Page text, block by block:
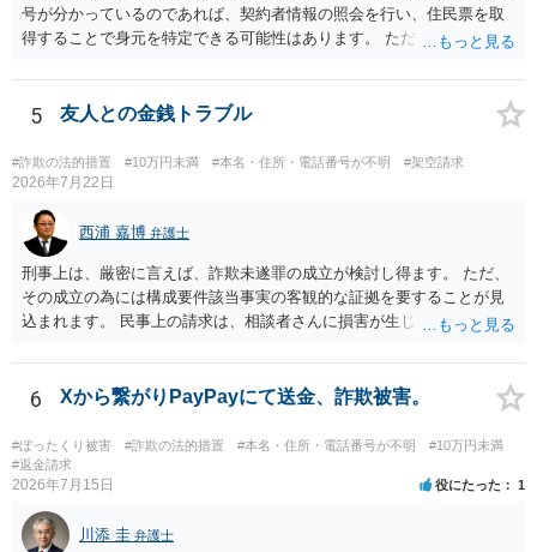
号が分かっているのであれば、契約者情報の照会を行い、住民票を取
得することで身元を特定できる可能性はあります。 ただ、他人名義の
ろです。 LINEについても、詐欺の事案であれば照会できる可能性はあ
りますが、携帯電話の番号を経由する方法より難しくなります。 身元
本的に贈与に該当する場合には返金請求ができません。 詐欺を含め、
当方に返金の理屈があるかどうかを確認していきます。 さらに、渡し
た金額について、裏付けがあるかどうかも精査します。 上記を経て、
身元の特定、返金の理屈があると判断できるのであれば、まずは交渉
からスタートすることになるでしょう。 ご理解のとおり、詐欺である
ことの立証は簡単ではありません。 刑事事件化が出来るのであれば、
返金交渉で有利になる可能性がありますが、民事上の詐欺の立証以上
に難しいところがあります。 こちらについては、一度、最寄りの警察
良いかと思います。
5 友人との金銭トラブル
#詐欺の法的措置 #10万円未満 #本名・住所・電話番号が不明 #架空請求
2026年7月22日
西浦 嘉博 弁護士
刑事上は、厳密に言えば、詐欺未遂罪の成立が検討し得ます。 ただ、
その成立の為には構成要件該当事実の客観的な証拠を要することが見
込まれます。 民事上の請求は、相談者さんに損害が生じていない以
い場合、最寄りの法律事務所での相談を検討ください。 上記、ご参考
ください。
6 Xから繋がりPayPayにて送金、詐欺被害。
#ぼったくり被害 #詐欺の法的措置 #本名・住所・電話番号が不明
#10万円未満
#返金請求
2026年7月15日 役にたった 1
川添 圭 弁護士